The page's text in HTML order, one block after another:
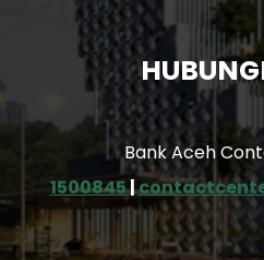
Bank Aceh
1500845|